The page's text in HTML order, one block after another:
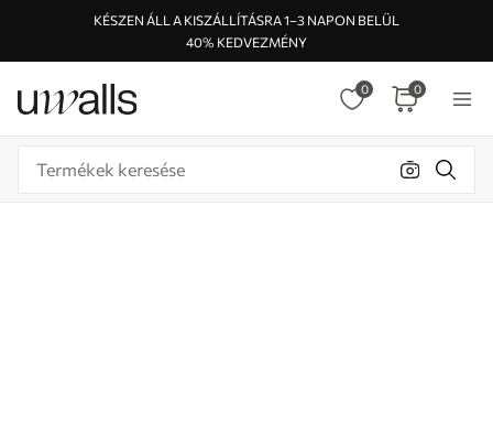
KÉSZEN ÁLL A KISZÁLLÍTÁSRA 1–3 NAPON BELÜL
40% KEDVEZMÉNY
0 0